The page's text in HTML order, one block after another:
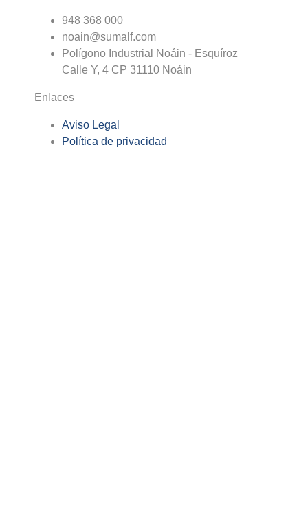
948 368 000
noain@sumalf.com
Polígono Industrial Noáin - Esquíroz
Calle Y, 4 CP 31110 Noáin
Enlaces
Aviso Legal
Política de privacidad